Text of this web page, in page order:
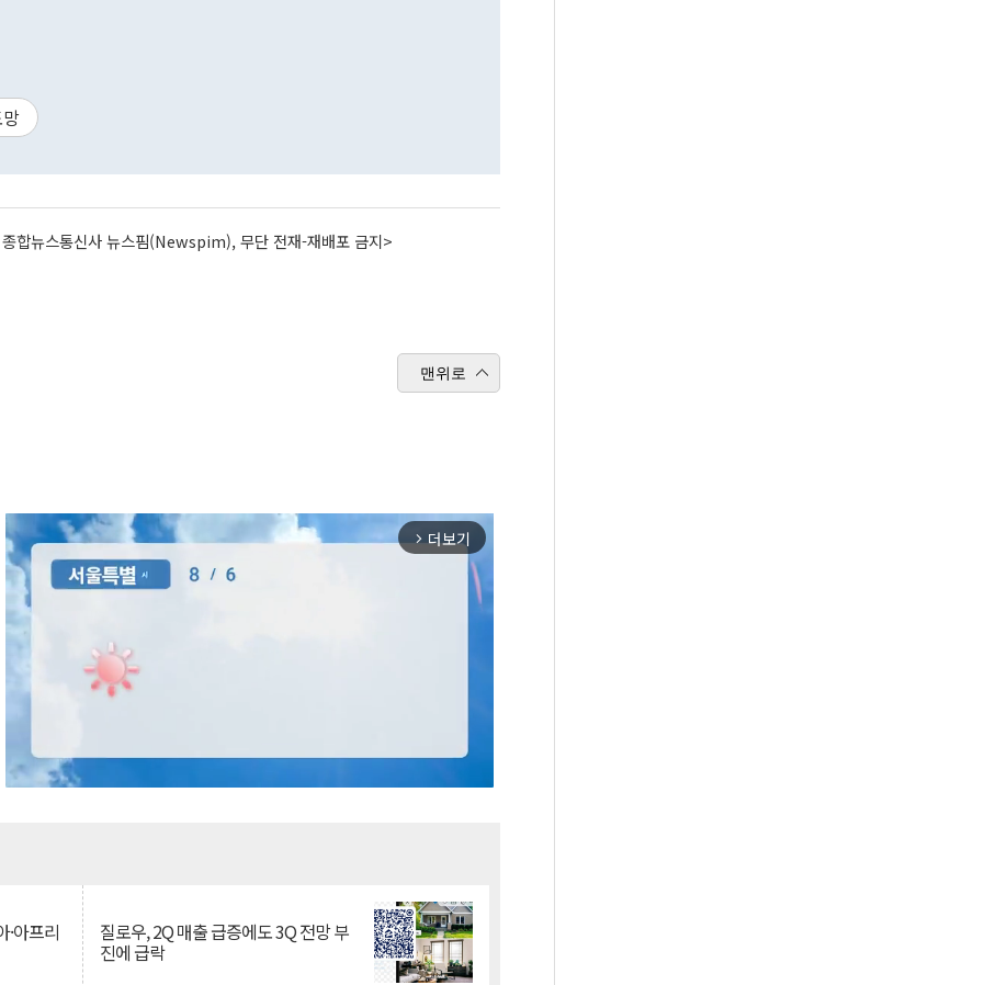
합뉴스통신사 뉴스핌(Newspim), 무단 전재-재배포 금지>
맨위로
arrow_forward_ios 더보기
·아프리 질로우, 2Q 매출 급증에도 3Q 전망 부
진에 급락